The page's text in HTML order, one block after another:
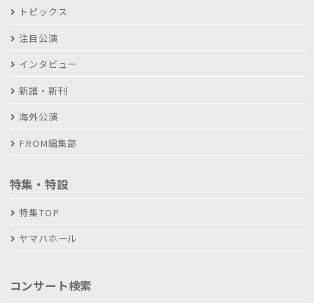
トピックス
注目公演
インタビュー
新譜・新刊
海外公演
FROM編集部
特集・特設
特集TOP
ヤマハホール
コンサート検索